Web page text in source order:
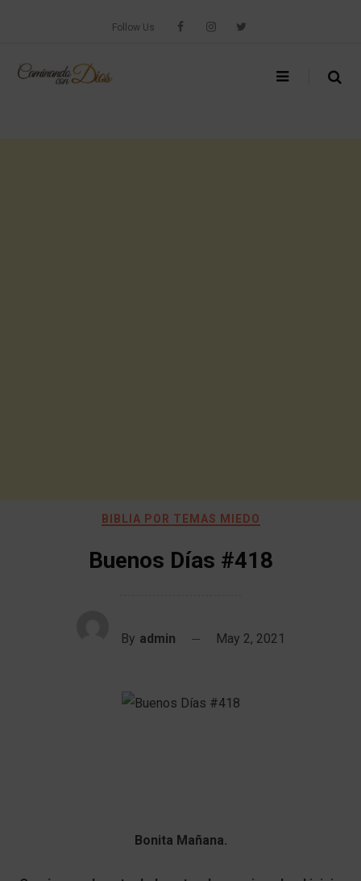
Follow Us
BIBLIA POR TEMAS MIEDO
Buenos Días #418
By admin May 2, 2021
Bonita Mañana.